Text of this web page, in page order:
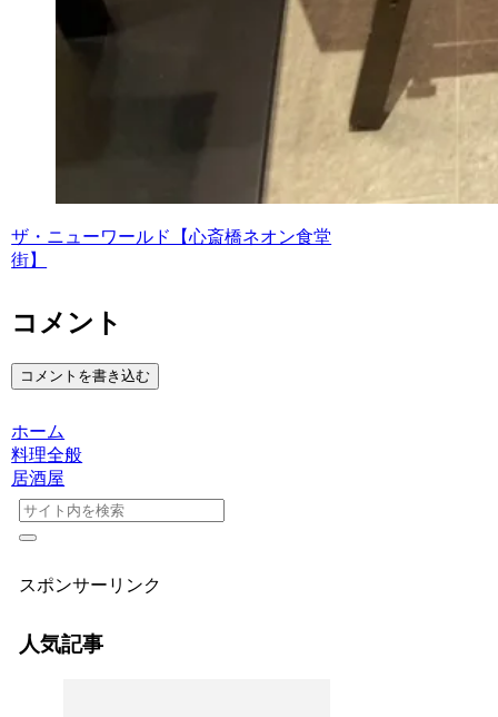
ザ・ニューワールド【心斎橋ネオン食堂
街】
コメント
コメントを書き込む
ホーム
料理全般
居酒屋
スポンサーリンク
人気記事